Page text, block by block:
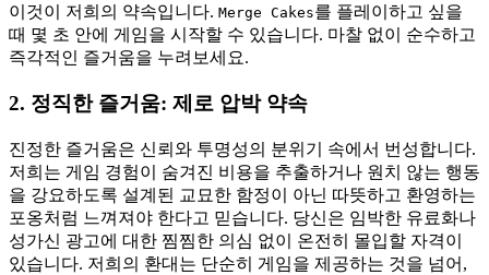
이것이 저희의 약속입니다. Merge Cakes를 플레이하고 싶을
때 몇 초 안에 게임을 시작할 수 있습니다. 마찰 없이 순수하고
즉각적인 즐거움을 누려보세요.
2. 정직한 즐거움: 제로 압박 약속
진정한 즐거움은 신뢰와 투명성의 분위기 속에서 번성합니다.
저희는 게임 경험이 숨겨진 비용을 추출하거나 원치 않는 행동
을 강요하도록 설계된 교묘한 함정이 아닌 따뜻하고 환영하는
포옹처럼 느껴져야 한다고 믿습니다. 당신은 임박한 유료화나
성가신 광고에 대한 찜찜한 의심 없이 온전히 몰입할 자격이
있습니다. 저희의 환대는 단순히 게임을 제공하는 것을 넘어,